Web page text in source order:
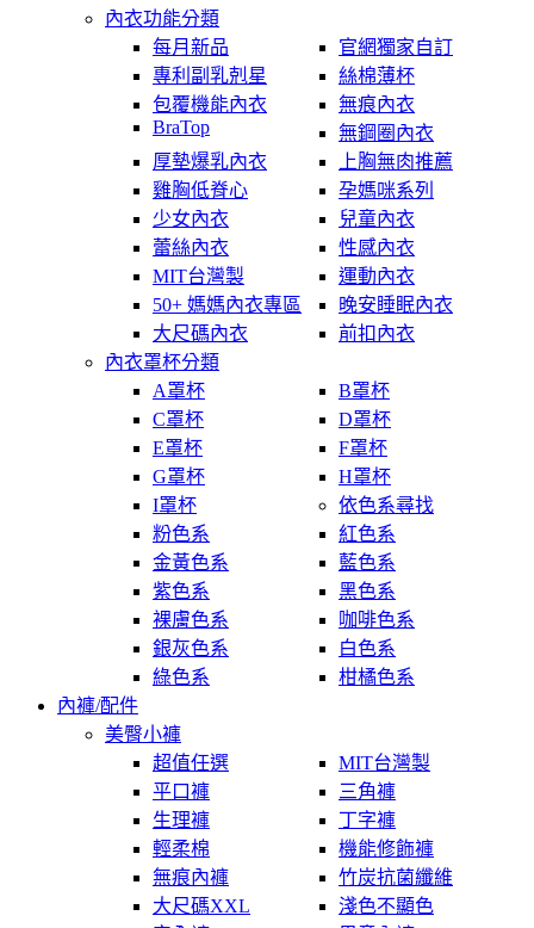
內衣功能分類
每月新品
官網獨家自訂
專利副乳剋星
絲棉薄杯
包覆機能內衣
無痕內衣
BraTop
無鋼圈內衣
厚墊爆乳內衣
上胸無肉推薦
雞胸低脊心
孕媽咪系列
少女內衣
兒童內衣
蕾絲內衣
性感內衣
MIT台灣製
運動內衣
50+ 媽媽內衣專區
晚安睡眠內衣
大尺碼內衣
前扣內衣
內衣罩杯分類
A罩杯
B罩杯
C罩杯
D罩杯
E罩杯
F罩杯
G罩杯
H罩杯
I罩杯
依色系尋找
粉色系
紅色系
金黃色系
藍色系
紫色系
黑色系
裸膚色系
咖啡色系
銀灰色系
白色系
綠色系
柑橘色系
內褲/配件
美臀小褲
超值任選
MIT台灣製
平口褲
三角褲
生理褲
丁字褲
輕柔棉
機能修飾褲
無痕內褲
竹炭抗菌纖維
大尺碼XXL
淺色不顯色